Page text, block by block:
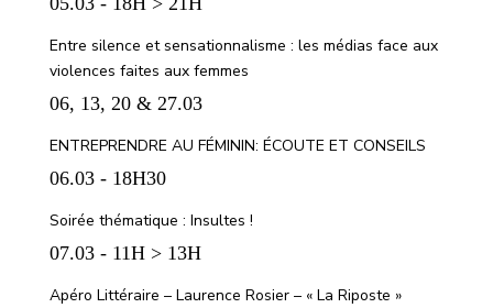
Entre silence et sensationnalisme : les médias face aux
violences faites aux femmes
06, 13, 20 & 27.03
ENTREPRENDRE AU FÉMININ: ÉCOUTE ET CONSEILS
06.03 - 18H30
Soirée thématique : Insultes !
07.03 - 11H > 13H
Apéro Littéraire – Laurence Rosier – « La Riposte »